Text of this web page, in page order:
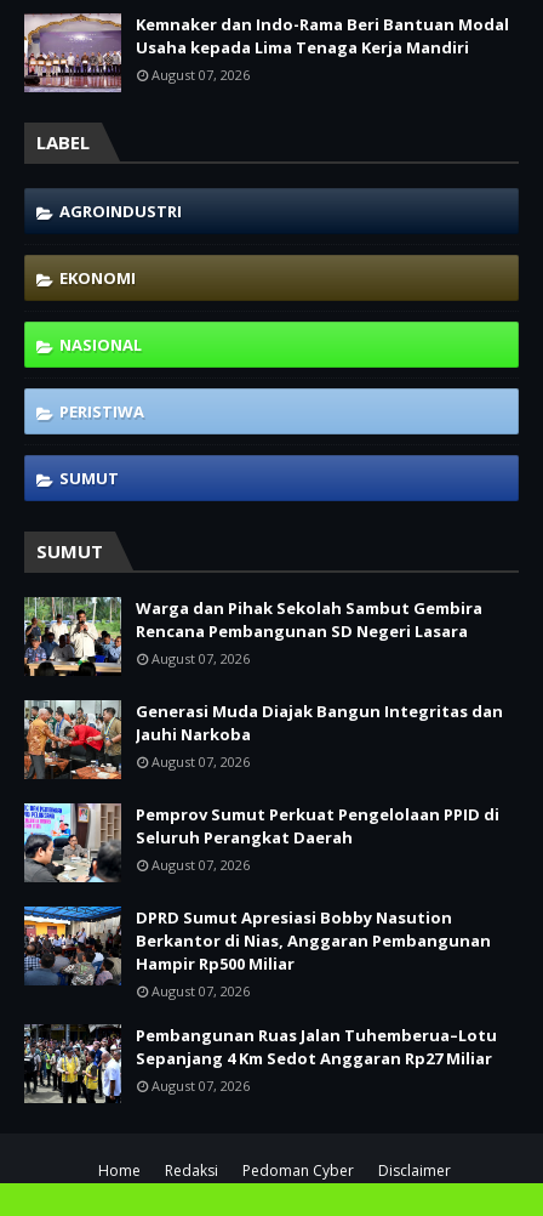
Kemnaker dan Indo-Rama Beri Bantuan Modal
Usaha kepada Lima Tenaga Kerja Mandiri
August 07, 2026
LABEL
AGROINDUSTRI
EKONOMI
NASIONAL
PERISTIWA
SUMUT
SUMUT
Warga dan Pihak Sekolah Sambut Gembira
Rencana Pembangunan SD Negeri Lasara
August 07, 2026
Generasi Muda Diajak Bangun Integritas dan
Jauhi Narkoba
August 07, 2026
Pemprov Sumut Perkuat Pengelolaan PPID di
Seluruh Perangkat Daerah
August 07, 2026
DPRD Sumut Apresiasi Bobby Nasution
Berkantor di Nias, Anggaran Pembangunan
Hampir Rp500 Miliar
August 07, 2026
Pembangunan Ruas Jalan Tuhemberua–Lotu
Sepanjang 4 Km Sedot Anggaran Rp27 Miliar
August 07, 2026
Home Redaksi Pedoman Cyber
Disclaimer